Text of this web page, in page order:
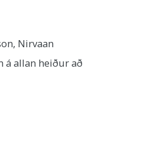
Nirvaan
á allan heiður að